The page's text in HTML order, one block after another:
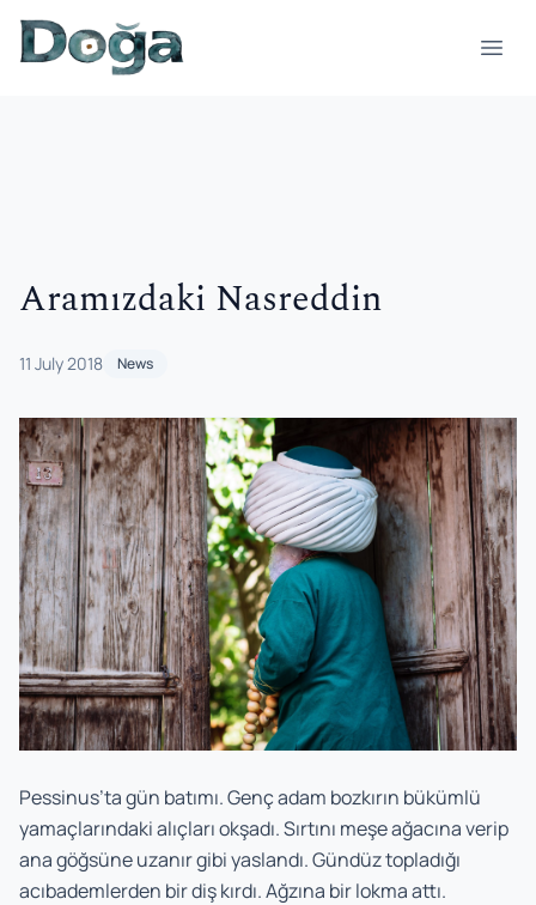
Skip to content
Aramızdaki Nasreddin
11 July 2018 News
Pessinus’ta gün batımı. Genç adam bozkırın bükümlü
yamaçlarındaki alıçları okşadı. Sırtını meşe ağacına verip
ana göğsüne uzanır gibi yaslandı. Gündüz topladığı
acıbademlerden bir diş kırdı. Ağzına bir lokma attı.